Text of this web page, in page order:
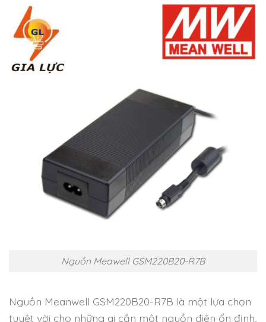
Nguồn Meawell GSM220B20-R7B
Nguồn Meanwell GSM220B20-R7B là một lựa chọn
tuyệt vời cho những ai cần một nguồn điện ổn định,